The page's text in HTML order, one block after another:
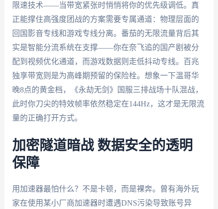
限速技术——当带宽紧张时悄悄将你的优先级调低。真
正能撑住高强度团战的方案需要专属通道：物理层面的
回国影音专线和游戏专线分离。番茄的无限流量背后其
实是智能分流系统在支撑——你在奈飞追的国产剧被分
配到视频优化通道，而游戏数据则走低抖动专线。百兆
独享带宽则是为高峰期预留的保险栓。想象一下温哥华
晚8点的黄金档，《永劫无剑》国服三排战场十队混战，
此时你刀尖的特效帧率依然稳定在144Hz，这才是无限流
量的正确打开方式。
加密隧道暗战 数据安全的透明
保障
用加速器最怕什么？不是卡顿，而是裸奔。曾有海外玩
家在使用某小厂商加速器时遭遇DNS污染导致账号异